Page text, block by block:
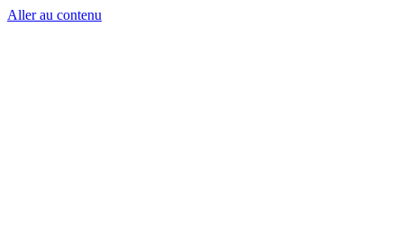
Aller au contenu